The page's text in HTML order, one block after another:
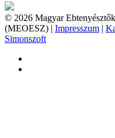
© 2026 Magyar
(MEOESZ) | Impresszum |
Simonszoft